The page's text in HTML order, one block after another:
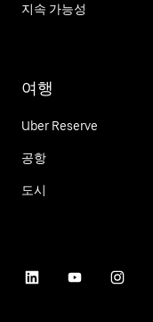
지속 가능성
여행
Uber Reserve
공항
도시